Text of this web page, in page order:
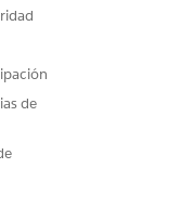
acerca de los
que se utilizan en
(anteriormente
pantalla de flujo
acerca de
Captura de datos,
Field Service.
de